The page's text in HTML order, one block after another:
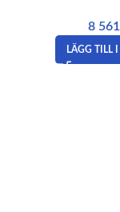
8
LÄGG TILL